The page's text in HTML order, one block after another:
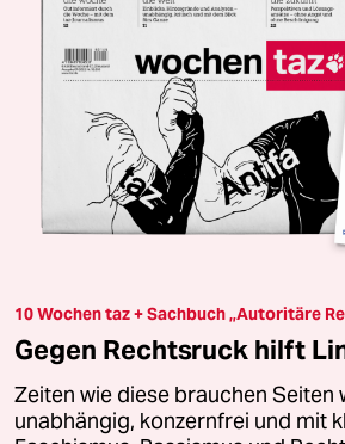
10 Wochen taz + Sachbuch „Autoritäre
Gegen Rechtsruck hilft
Zeiten wie diese brauchen Seiten
unabhängig, konzernfrei und mit